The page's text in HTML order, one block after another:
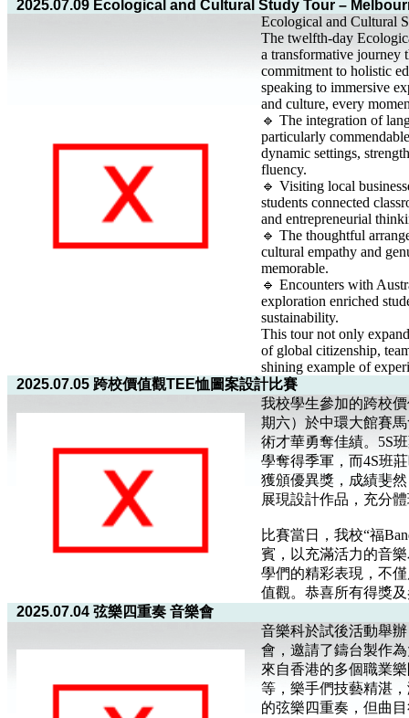
2025.07.09 Ecological and Cultural Study Tour –
Ecological and Cultural
The twelfth-day
a transformative journey
commitment to holistic
speaking to immersive
and culture, every
🔹 The integration of
particularly
dynamic settings,
fluency.
🔹 Visiting local
students connected
and entrepreneurial
🔹 The thoughtful
cultural empathy and
memorable.
🔹 Encounters with
exploration enriched
sustainability.
This tour not only
of global citizenship,
shining example of
2025.07.05 跨校價值觀TEE恤圖案設計比賽
我校學生參加的跨校
期六）於中環大館賽
術才華勇奪佳績。5S
學奪得季軍，而4S班
獲頒優異獎，成績斐
展現設計作品，充分
比賽當日，我校“福
賓，以充滿活力的音
學們的精彩表現，不
值觀。恭喜所有得獎
2025.07.04 弦樂四重奏 音樂會
音樂科於試後活動舉
會，邀請了鑄台製作
來自香港的多個職業
等，樂手們技藝精湛
的弦樂四重奏，但曲